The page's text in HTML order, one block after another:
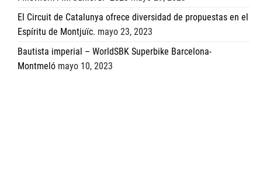
El Circuit de Catalunya ofrece diversidad de propuestas en el
Espíritu de Montjuïc. mayo 23, 2023
Bautista imperial – WorldSBK Superbike Barcelona-
Montmeló mayo 10, 2023